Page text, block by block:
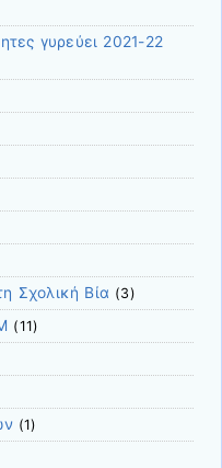
γυρεύει 2021-22
Σχολική Βία (3)
(11)
(1)